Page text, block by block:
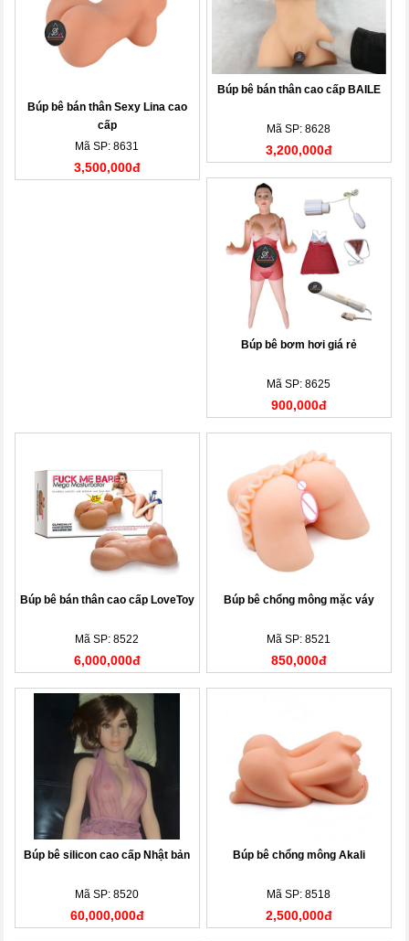
Búp bê bán thân Sexy Lina cao
cấp
Mã SP: 8631
3,500,000đ
Búp bê bán thân cao cấp BAILE
Mã SP: 8628
3,200,000đ
Búp bê bơm hơi giá rẻ
Mã SP: 8625
900,000đ
Búp bê bán thân cao cấp LoveToy
Mã SP: 8522
6,000,000đ
Búp bê chổng mông mặc váy
Mã SP: 8521
850,000đ
Búp bê silicon cao cấp Nhật bản
Mã SP: 8520
60,000,000đ
Búp bê chổng mông Akali
Mã SP: 8518
2,500,000đ